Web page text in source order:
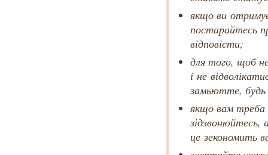
якщо ви
постарайтесь
відповісти;
для того, щоб
і не
замьютте, будь
якщо вам треба
зідзвонюйтесь,
це зекономить